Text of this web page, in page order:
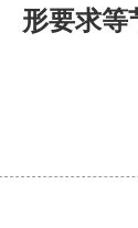
形要求等